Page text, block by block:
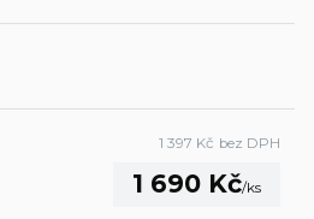
1 690 Kč/ks
1 397 Kč bez DPH